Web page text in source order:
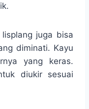
juga bisa
diminati. Kayu
yang keras.
diukir sesuai